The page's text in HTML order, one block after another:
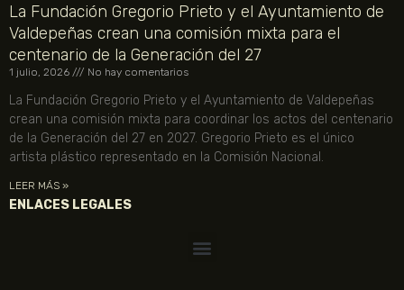
La Fundación Gregorio Prieto y el Ayuntamiento de
Valdepeñas crean una comisión mixta para el
centenario de la Generación del 27
1 julio, 2026 No hay comentarios
La Fundación Gregorio Prieto y el Ayuntamiento de Valdepeñas
crean una comisión mixta para coordinar los actos del centenario
de la Generación del 27 en 2027. Gregorio Prieto es el único
artista plástico representado en la Comisión Nacional.
LEER MÁS »
ENLACES LEGALES